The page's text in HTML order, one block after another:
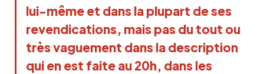
lui-même et dans la plupart de ses
revendications, mais pas du tout ou
très vaguement dans la description
qui en est faite au 20h, dans les